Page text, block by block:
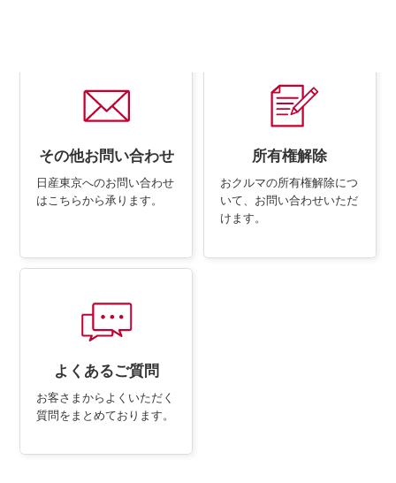
電子公告
企業年金
自動車引取業登録通知書
お客さま本位の業務運営方針（FD宣言）
価格協議に関する基本方針
ルノーNT販売
その他お問い合わせ
日産東京へのお問い合わせ
は こちらから承ります。
所有権解除
おクルマの所有権解除につ
いて、 お問い合わせいただ
けます。
よくあるご質問
お客さまからよくいただく
質問を まとめております。